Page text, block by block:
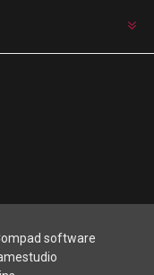
software